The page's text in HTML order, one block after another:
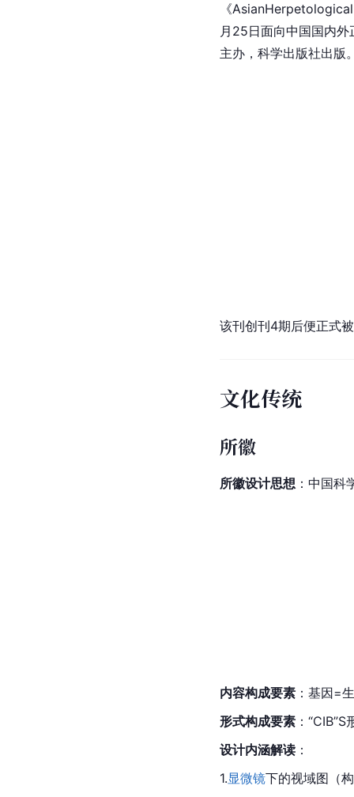
《
月25日面向中国国内
主办，科学出版社出版
该刊创刊4期后便正式
文化传统
所徽
所徽设计思想 ：中国
内容构成要素 ：基因=
形式构成要素 ：“CIB”S
设计内涵解读 ：
1.显微镜下的视域图（